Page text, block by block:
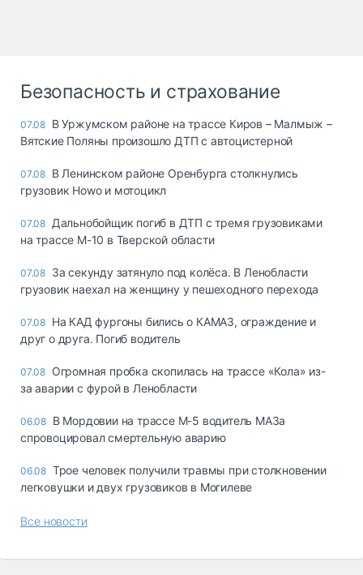
Безопасность и страхование
07.08 В Уржумском районе на трассе Киров – Малмыж –
Вятские Поляны произошло ДТП с автоцистерной
07.08 В Ленинском районе Оренбурга столкнулись
грузовик Howo и мотоцикл
07.08 Дальнобойщик погиб в ДТП с тремя грузовиками
на трассе М-10 в Тверской области
07.08 За секунду затянуло под колёса. В Ленобласти
грузовик наехал на женщину у пешеходного перехода
07.08 На КАД фургоны бились о КАМАЗ, ограждение и
друг о друга. Погиб водитель
07.08 Огромная пробка скопилась на трассе «Кола» из-
за аварии с фурой в Ленобласти
06.08 В Мордовии на трассе М-5 водитель МАЗа
спровоцировал смертельную аварию
06.08 Трое человек получили травмы при столкновении
легковушки и двух грузовиков в Могилеве
Все новости